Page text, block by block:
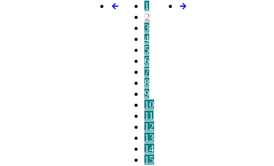
1
2
3
4
5
6
7
8
9
10
11
12
13
14
15